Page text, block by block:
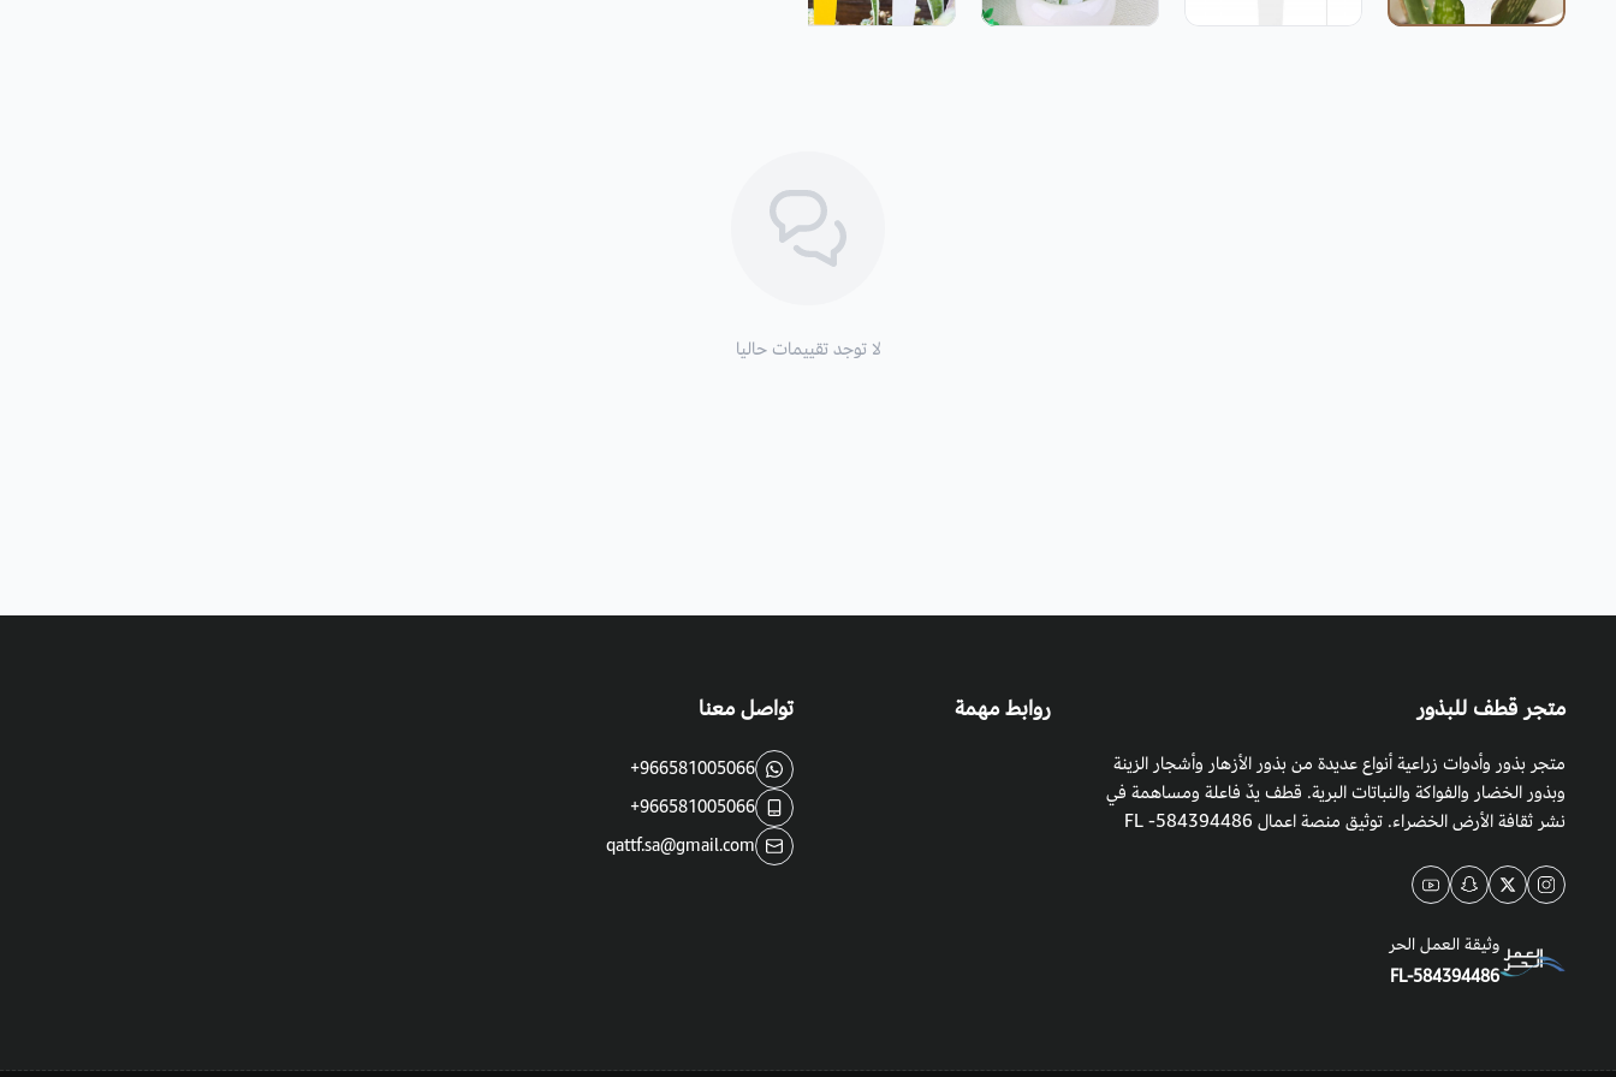
لا توجد تقييمات حاليا
متجر قطف للبذور
متجر بذور وأدوات زراعية أنواع عديدة من بذور الأزهار وأشجار الزينة
وبذور الخضار والفواكة والنباتات البرية. قطف يدٌ فاعلة ومساهمة في
نشر ثقافة الأرض الخضراء. توثيق منصة اعمال 584394486- FL
وثيقة العمل الحر
FL-584394486
روابط مهمة تواصل معنا
+966581005066
+966581005066
qattf.sa@gmail.com